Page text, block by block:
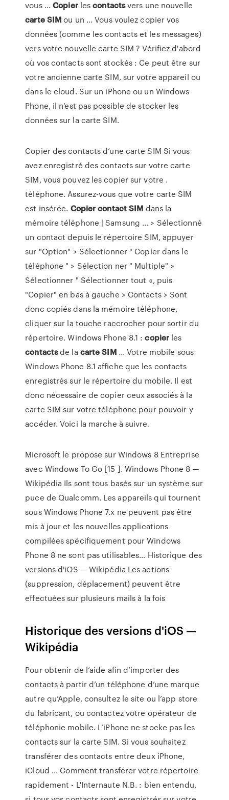
vous ...Copierlescontactsvers une nouvelle
carte SIMou un ... Vous voulez copier vos
données (comme les contacts et les messages)
vers votre nouvelle carte SIM ? Vérifiez d'abord
où vos contacts sont stockés : Ce peut être sur
votre ancienne carte SIM, sur votre appareil ou
dans le cloud. Sur un iPhone ou un Windows
Phone, il n’est pas possible de stocker les
données sur la carte SIM.
Copier des contacts d’une carte SIM Si vous
avez enregistré des contacts sur votre carte
SIM, vous pouvez les copier sur votre .
téléphone. Assurez-vous que votre carte SIM
est insérée. Copier contactSIM dans la
mémoire téléphone | Samsung ... > Sélectionné
un contact depuis le répertoire SIM, appuyer
sur "Option" > Sélectionner " Copier dans le
téléphone " > Sélection ner " Multiple" >
Sélectionner " Sélectionner tout «, puis
"Copier" en bas à gauche > Contacts > Sont
donc copiés dans la mémoire téléphone,
cliquer sur la touche raccrocher pour sortir du
répertoire. Windows Phone 8.1 :copier les
contactsde la carte SIM... Votre mobile sous
Windows Phone 8.1 affiche que les contacts
enregistrés sur le répertoire du mobile. Il est
donc nécessaire de copier ceux associés à la
carte SIM sur votre téléphone pour pouvoir y
accéder. Voici la marche à suivre.
Microsoft le propose sur Windows 8 Entreprise
avec Windows To Go [15 ]. Windows Phone 8 —
Wikipédia Ils sont tous basés sur un système sur
puce de Qualcomm. Les appareils qui tournent
sous Windows Phone 7.x ne peuvent pas être
mis à jour et les nouvelles applications
compilées spécifiquement pour Windows
Phone 8 ne sont pas utilisables… Historique des
versions d'iOS — Wikipédia Les actions
(suppression, déplacement) peuvent être
effectuées sur plusieurs mails à la fois
Historique des versions d'iOS —
Wikipédia
Pour obtenir de l’aide afin d’importer des
contacts à partir d’un téléphone d’une marque
autre qu’Apple, consultez le site ou l’app store
du fabricant, ou contactez votre opérateur de
téléphonie mobile. L’iPhone ne stocke pas les
contacts sur la carte SIM. Si vous souhaitez
transférer des contacts entre deux iPhone,
iCloud ... Comment transférer votre répertoire
rapidement - L'Internaute N.B. : bien entendu,